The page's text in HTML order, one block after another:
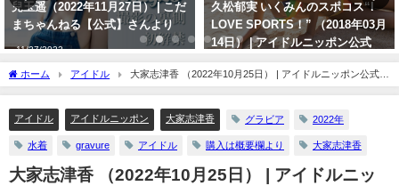
久松郁実 いくみんのスポコス“I
LOVE SPORTS！” （2018年03月
14日） | アイドルニッポン公式
YouTubeチャンネルさんより
吉岡里帆(Riho Yoshioka)【4K】
（2022年10月19日） | 4K
UPSCALING CLUBさんより
ホーム アイドル
大家志津香 （2022年10月25日） | アイドルニッポン公式
YouTubeチャンネルさんより
アイドル アイドルニッポン 大家志津香 グラビア 2022年
水着 gravure アイドル 購入は概要欄より 大家志津香
大家志津香 （2022年10月25日） | アイドルニッ